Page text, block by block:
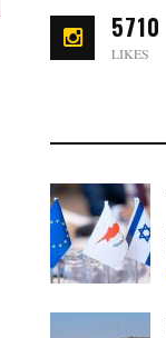
5710
LIKES